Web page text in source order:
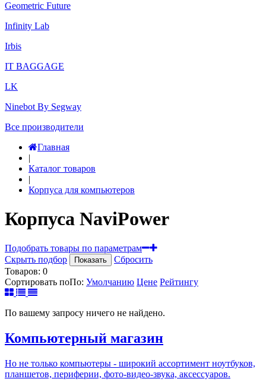
Geometric Future
Infinity Lab
Irbis
IT BAGGAGE
LK
Ninebot By Segway
Все производители
Главная
|
Каталог товаров
|
Корпуса для компьютеров
Корпуса NaviPower
Подобрать товары по параметрам
Скрыть подбор
Показать
Сбросить
Товаров: 0
Сортировать поПо: Умолчанию Цене Рейтингу
По вашему запросу ничего не найдено.
Компьютерный магазин
Но не только компьютеры - широкий ассортимент ноутбуков,
планшетов, периферии, фото-видео-звука, аксессуаров.